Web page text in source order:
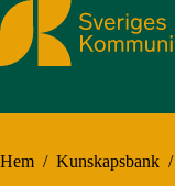
Sveriges Kommunikatörer
Hem / Kunskapsbank /